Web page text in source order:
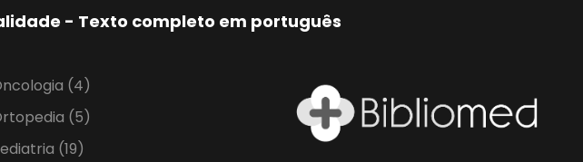
- Texto completo em português
(4)
(5)
(19)